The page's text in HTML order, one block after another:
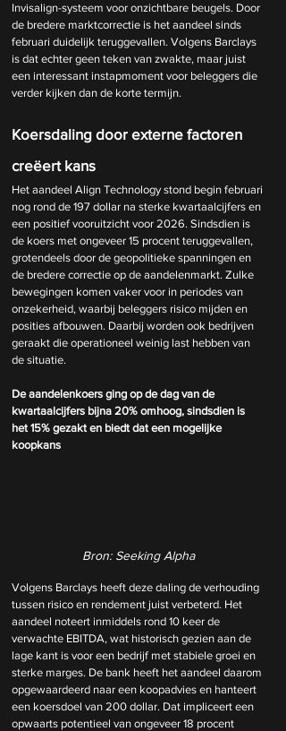
Invisalign-systeem voor onzichtbare beugels. Door
de bredere marktcorrectie is het aandeel sinds
februari duidelijk teruggevallen. Volgens Barclays
is dat echter geen teken van zwakte, maar juist
een interessant instapmoment voor beleggers die
verder kijken dan de korte termijn.
Koersdaling door externe factoren
creëert kans
Het aandeel Align Technology stond begin februari
nog rond de 197 dollar na sterke kwartaalcijfers en
een positief vooruitzicht voor 2026. Sindsdien is
de koers met ongeveer 15 procent teruggevallen,
grotendeels door de geopolitieke spanningen en
de bredere correctie op de aandelenmarkt. Zulke
bewegingen komen vaker voor in periodes van
onzekerheid, waarbij beleggers risico mijden en
posities afbouwen. Daarbij worden ook bedrijven
geraakt die operationeel weinig last hebben van
de situatie.
De aandelenkoers ging op de dag van de
kwartaalcijfers bijna 20% omhoog, sindsdien is
het 15% gezakt en biedt dat een mogelijke
koopkans
Bron: Seeking Alpha
Volgens Barclays heeft deze daling de verhouding
tussen risico en rendement juist verbeterd. Het
aandeel noteert inmiddels rond 10 keer de
verwachte EBITDA, wat historisch gezien aan de
lage kant is voor een bedrijf met stabiele groei en
sterke marges. De bank heeft het aandeel daarom
opgewaardeerd naar een koopadvies en hanteert
een koersdoel van 200 dollar. Dat impliceert een
opwaarts potentieel van ongeveer 18 procent